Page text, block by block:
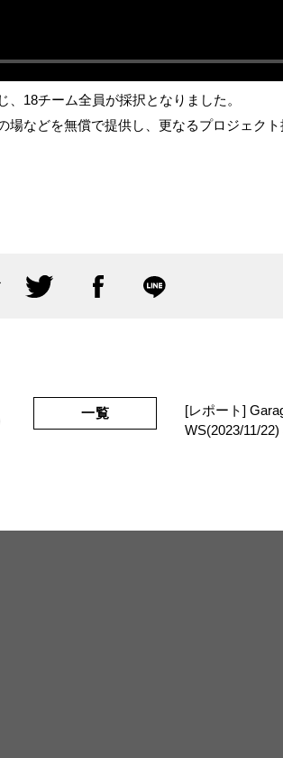
18チーム全員が採択となりました。
場などを無償で提供し、更なるプロジェク
一覧
[レポート]
WS(2023/11/